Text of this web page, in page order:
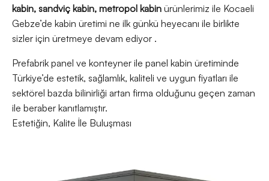
kabin, sandviç kabin, metropol kabin ürünlerimiz ile Kocaeli
Gebze’de kabin üretimi ne ilk günkü heyecanı ile birlikte
sizler için üretmeye devam ediyor .
Prefabrik panel ve konteyner ile panel kabin üretiminde
Türkiye’de estetik, sağlamlık, kaliteli ve uygun fiyatları ile
sektörel bazda bilinirliği artan firma olduğunu geçen zaman
ile beraber kanıtlamıştır.
Estetiğin, Kalite İle Buluşması